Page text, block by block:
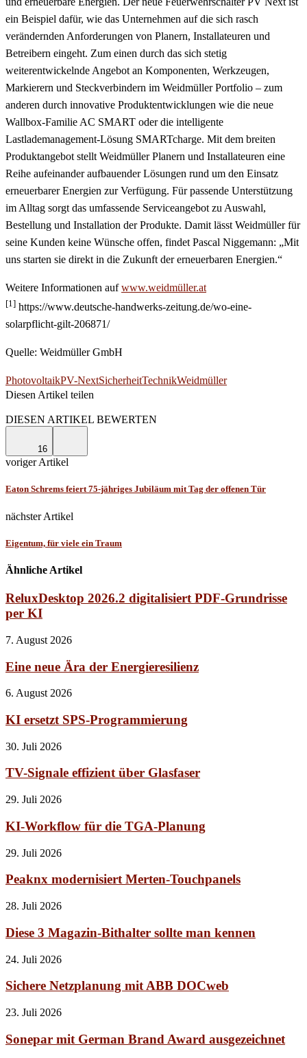
ein Beispiel dafür, wie das Unternehmen auf die sich rasch
verändernden Anforderungen von Planern, Installateuren und
Betreibern eingeht. Zum einen durch das sich stetig
weiterentwickelnde Angebot an Komponenten, Werkzeugen,
Markierern und Steckverbindern im Weidmüller Portfolio – zum
anderen durch innovative Produktentwicklungen wie die neue
Wallbox-Familie AC SMART oder die intelligente
Lastlademanagement-Lösung SMARTcharge. Mit dem breiten
Produktangebot stellt Weidmüller Planern und Installateuren eine
Reihe aufeinander aufbauender Lösungen rund um den Einsatz
erneuerbarer Energien zur Verfügung. Für passende Unterstützung
im Alltag sorgt das umfassende Serviceangebot zu Auswahl,
Bestellung und Installation der Produkte. Damit lässt Weidmüller für
seine Kunden keine Wünsche offen, findet Pascal Niggemann: „Mit
uns starten sie direkt in die Zukunft der erneuerbaren Energien.“
Weitere Informationen aufwww.weidmüller.at
[1] https://www.deutsche-handwerks-zeitung.de/wo-eine-
solarpflicht-gilt-206871/
Quelle: Weidmüller GmbH
PhotovoltaikPV-NextSicherheitTechnikWeidmüller
Diesen Artikel teilen
DIESEN ARTIKEL BEWERTEN
16
voriger Artikel
Eaton Schrems feiert 75-jähriges Jubiläum mit Tag der offenen Tür
nächster Artikel
Eigentum, für viele ein Traum
Ähnliche Artikel
ReluxDesktop 2026.2 digitalisiert PDF-Grundrisse
per KI
7. August 2026
Eine neue Ära der Energieresilienz
6. August 2026
KI ersetzt SPS-Programmierung
30. Juli 2026
TV-Signale effizient über Glasfaser
29. Juli 2026
KI-Workflow für die TGA-Planung
29. Juli 2026
Peaknx modernisiert Merten-Touchpanels
28. Juli 2026
Diese 3 Magazin-Bithalter sollte man kennen
24. Juli 2026
Sichere Netzplanung mit ABB DOCweb
23. Juli 2026
Sonepar mit German Brand Award ausgezeichnet